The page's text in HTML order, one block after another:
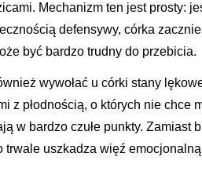
Mechanizm ten jest prosty:
defensywy, córka
być bardzo trudny do przebicia.
wywołać u córki stany
z płodnością, o których nie chce
w bardzo czułe punkty. Zamiast
trwale uszkadza więź